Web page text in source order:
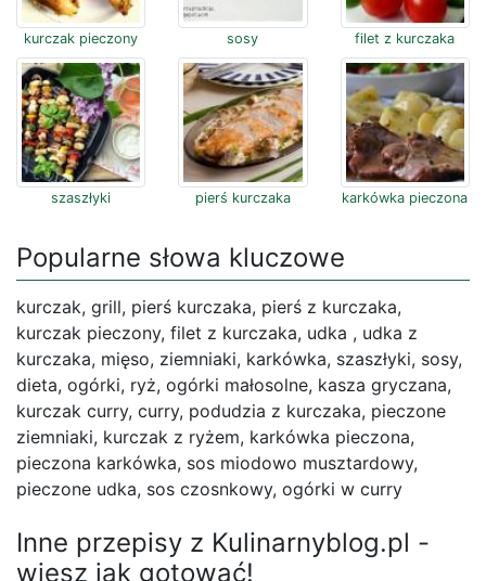
kurczak pieczony sosy filet z kurczaka
szaszłyki pierś kurczaka karkówka pieczona
Popularne słowa kluczowe
kurczak, grill, pierś kurczaka, pierś z kurczaka,
kurczak pieczony, filet z kurczaka, udka , udka z
kurczaka, mięso, ziemniaki, karkówka, szaszłyki, sosy,
dieta, ogórki, ryż, ogórki małosolne, kasza gryczana,
kurczak curry, curry, podudzia z kurczaka, pieczone
ziemniaki, kurczak z ryżem, karkówka pieczona,
pieczona karkówka, sos miodowo musztardowy,
pieczone udka, sos czosnkowy, ogórki w curry
Inne przepisy z Kulinarnyblog.pl -
wiesz jak gotować!